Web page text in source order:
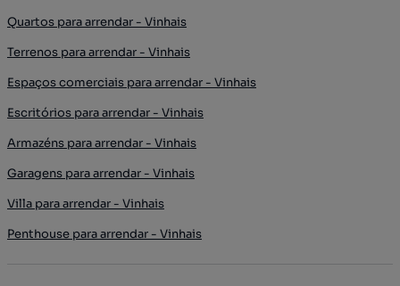
Quartos para arrendar - Vinhais
Terrenos para arrendar - Vinhais
Espaços comerciais para arrendar - Vinhais
Escritórios para arrendar - Vinhais
Armazéns para arrendar - Vinhais
Garagens para arrendar - Vinhais
Villa para arrendar - Vinhais
Penthouse para arrendar - Vinhais